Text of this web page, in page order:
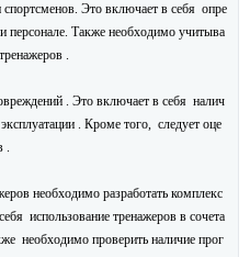
спортсменов. Это включает в себя опре
персонале. Также необходимо учитыва
.
. Это включает в себя налич
. Кроме того, следует оце
.
необходимо разработать комплекс
использование тренажеров в сочета
необходимо проверить наличие прог